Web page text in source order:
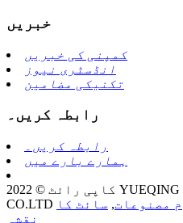
خبریں
کمپنی کی خبریں
انڈسٹری نیوز
تکنیکی مضامین
رابطہ کریں۔
رابطہ کریں۔
ہمارے بارے میں
کاپی رائٹ © 2022 YUEQING JSM TRANSFORMER
مصنوعات, سائٹ کا
نقشہ